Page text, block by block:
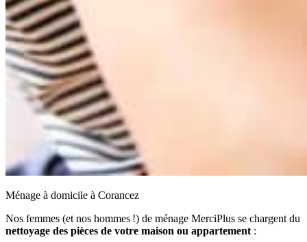
Ménage à domicile à Corancez
Nos femmes (et nos hommes !) de ménage MerciPlus se chargent du
nettoyage des pièces de votre maison ou appartement :